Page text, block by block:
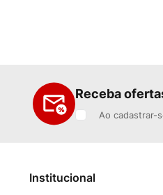
Receba
Ao cadastrar-
Institucional